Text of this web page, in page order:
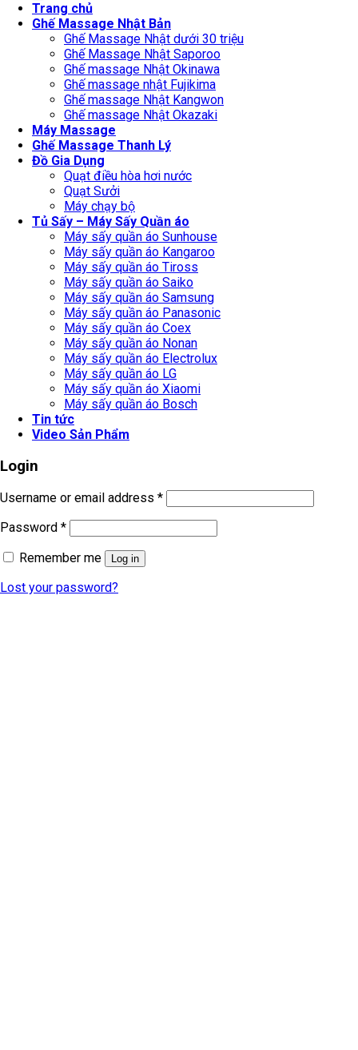
Trang chủ
Ghế Massage Nhật Bản
Ghế Massage Nhật dưới 30 triệu
Ghế Massage Nhật Saporoo
Ghế massage Nhật Okinawa
Ghế massage nhật Fujikima
Ghế massage Nhật Kangwon
Ghế massage Nhật Okazaki
Máy Massage
Ghế Massage Thanh Lý
Đồ Gia Dụng
Quạt điều hòa hơi nước
Quạt Sưởi
Máy chạy bộ
Tủ Sấy – Máy Sấy Quần áo
Máy sấy quần áo Sunhouse
Máy sấy quần áo Kangaroo
Máy sấy quần áo Tiross
Máy sấy quần áo Saiko
Máy sấy quần áo Samsung
Máy sấy quần áo Panasonic
Máy sấy quần áo Coex
Máy sấy quần áo Nonan
Máy sấy quần áo Electrolux
Máy sấy quần áo LG
Máy sấy quần áo Xiaomi
Máy sấy quần áo Bosch
Tin tức
Video Sản Phẩm
Login
Username or email address *
Password *
Remember me
Log in
Lost your password?